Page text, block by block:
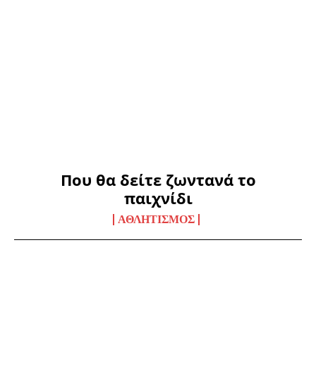
Που θα δείτε ζωντανά το
παιχνίδι
ΑΘΛΗΤΙΣΜΌΣ